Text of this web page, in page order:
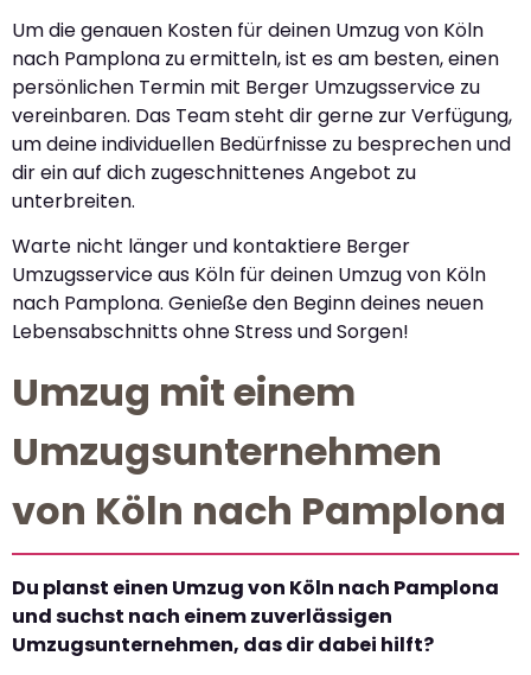
Um die genauen Kosten für deinen Umzug von Köln
nach Pamplona zu ermitteln, ist es am besten, einen
persönlichen Termin mit Berger Umzugsservice zu
vereinbaren. Das Team steht dir gerne zur Verfügung,
um deine individuellen Bedürfnisse zu besprechen und
dir ein auf dich zugeschnittenes Angebot zu
unterbreiten.
Warte nicht länger und kontaktiere Berger
Umzugsservice aus Köln für deinen Umzug von Köln
nach Pamplona. Genieße den Beginn deines neuen
Lebensabschnitts ohne Stress und Sorgen!
Umzug mit einem
Umzugsunternehmen
von Köln nach Pamplona
Du planst einen Umzug von Köln nach Pamplona
und suchst nach einem zuverlässigen
Umzugsunternehmen, das dir dabei hilft?